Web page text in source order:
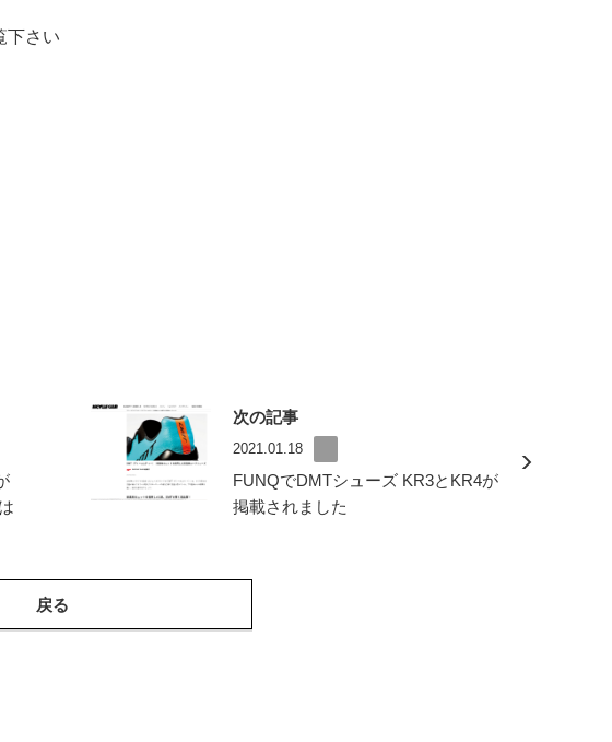
下さい
次の記事
2021.01.18
FUNQでDMTシューズ KR3とKR4が
掲載されました
戻る